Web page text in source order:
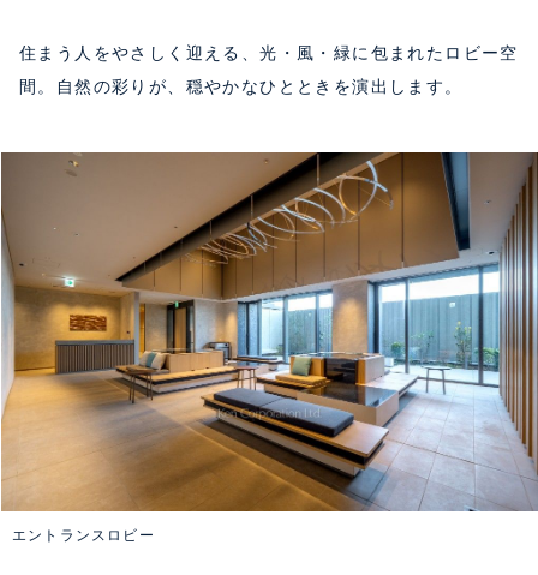
住まう人をやさしく迎える、光・風・緑に包まれたロビー空
間。自然の彩りが、穏やかなひとときを演出します。
エントランスロビー